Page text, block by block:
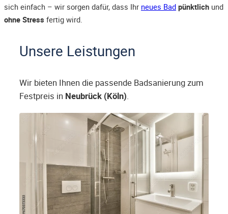
sich einfach – wir sorgen dafür, dass Ihr neues Bad pünktlich und
ohne Stress fertig wird.
Unsere Leistungen
Wir bieten Ihnen die passende Badsanierung zum
Festpreis in Neubrück (Köln).